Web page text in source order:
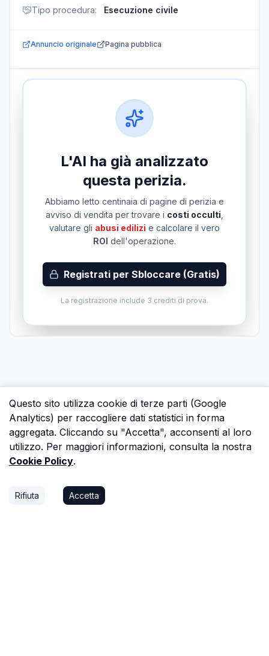
Tipo procedura: Esecuzione civile
Annuncio originale Pagina pubblica
L'AI ha già analizzato
questa perizia.
Abbiamo letto centinaia di pagine di perizia e
avviso di vendita per trovare i costi occulti
valutare gli abusi edilizi e calcolare il vero
ROI dell'operazione.
Registrati per Sbloccare (Gratis)
La registrazione include 3 crediti di prova.
Questo sito utilizza cookie di terze parti (Google
Analytics) per raccogliere dati statistici in forma
aggregata. Cliccando su "Accetta", acconsenti al loro
utilizzo. Per maggiori informazioni, consulta la nostra
Cookie Policy.
Rifiuta Accetta